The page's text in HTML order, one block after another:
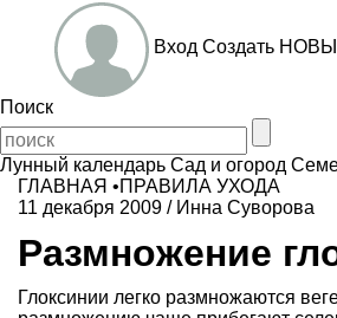
Вход Создать
Поиск
Лунный календарь Сад и огород
ГЛАВНАЯ •ПРАВИЛА УХОДА
11 декабря 2009 / Инна Суворова
Размножение
Глоксинии легко размножаются